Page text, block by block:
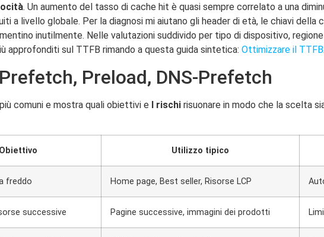
. Un aumento del tasso di cache hit è quasi sempre correlato a una
livello globale. Per la diagnosi mi aiutano gli header di età, le chiavi della
inutilmente. Nelle valutazioni suddivido per tipo di dispositivo,
approfonditi sul TTFB rimando a questa guida sintetica: Ottimizzare il TTFB.
Preload, DNS-Prefetch
comuni e mostra quali obiettivi e I rischi risuonare in modo che la scelta
Obiettivo Utilizzo tipico
freddo Home page, Best seller, Risorse LCP
successive Pagine successive, immagini dei prodotti